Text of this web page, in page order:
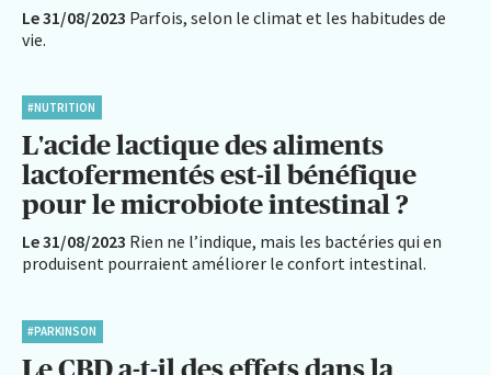
Le 31/08/2023 Parfois, selon le climat et les habitudes de
vie.
#NUTRITION
L'acide lactique des aliments
lactofermentés est-il bénéfique
pour le microbiote intestinal ?
Le 31/08/2023 Rien ne l’indique, mais les bactéries qui en
produisent pourraient améliorer le confort intestinal.
#PARKINSON
Le CBD a-t-il des effets dans la